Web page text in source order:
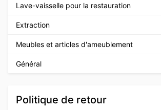
Lave-vaisselle pour la restauration
Extraction
Meubles et articles d'ameublement
Général
Politique de retour